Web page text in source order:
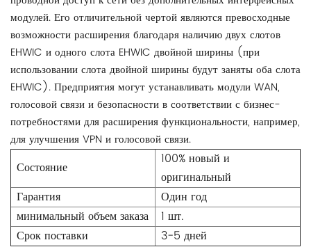
модулей. Его отличительной чертой являются превосходные
возможности расширения благодаря наличию двух слотов
EHWIC и одного слота EHWIC двойной ширины (при
использовании слота двойной ширины будут заняты оба слота
EHWIC). Предприятия могут устанавливать модули WAN,
голосовой связи и безопасности в соответствии с бизнес-
потребностями для расширения функциональности, например,
для улучшения VPN и голосовой связи.
Состояние
100% новый и
оригинальный
Гарантия
Один год
минимальный объем заказа
1 шт.
Срок поставки
3-5 дней